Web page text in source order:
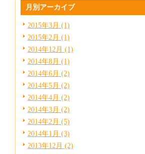
月別アーカイブ
2015年3月 (1)
2015年2月 (1)
2014年12月 (1)
2014年8月 (1)
2014年6月 (2)
2014年5月 (2)
2014年4月 (2)
2014年3月 (2)
2014年2月 (5)
2014年1月 (3)
2013年12月 (2)